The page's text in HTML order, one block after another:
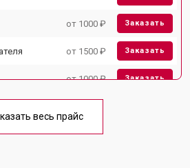
от 1000 ₽ Заказать
от 1500 ₽ Заказать
от 1000 ₽ Заказать
от 1000 ₽
весь прайс